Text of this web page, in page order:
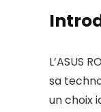
L’ASUS
sa
un choix